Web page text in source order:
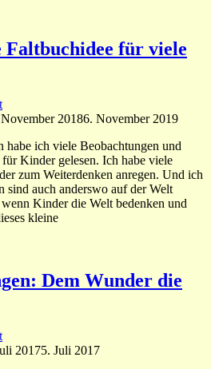
Faltbuchidee für viele
20186. November 2019
habe ich viele Beobachtungen und
Kinder gelesen. Ich habe viele
zum Weiterdenken anregen. Und ich
sind auch anderswo auf der Welt
Kinder die Welt bedenken und
kleine
Dem Wunder die
20175. Juli 2017